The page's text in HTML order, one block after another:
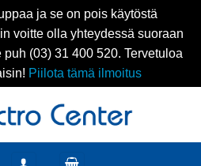
ja se on pois käytöstä
voitte olla yhteydessä suoraan
(03) 31 400 520. Tervetuloa
Piilota tämä ilmoitus